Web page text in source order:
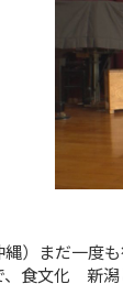
縄）まだ一度
、食文化 新